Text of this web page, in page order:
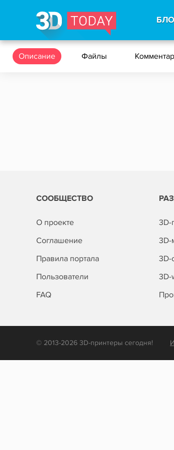
Описание Файлы
СООБЩЕСТВО
О проекте
Соглашение
Правила портала
Пользователи
FAQ
3D-
3D-
3D-
3D-
© 2013-2026 3D-принтеры сегодня!